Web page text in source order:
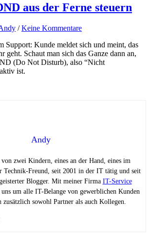
aus der Ferne steuern
/Keine Kommentare
Support: Kunde meldet sich und meint, das
geht. Schaut man sich das Ganze dann an,
(Do Not Disturb), also “Nicht
ist.
Andy
zwei Kindern, eines an der Hand, eines im
Technik-Freund, seit 2001 in der IT tätig und seit
Blogger. Mit meiner Firma IT-Service
um alle IT-Belange von gewerblichen Kunden
zusätzlich sowohl Partner als auch Kollegen.